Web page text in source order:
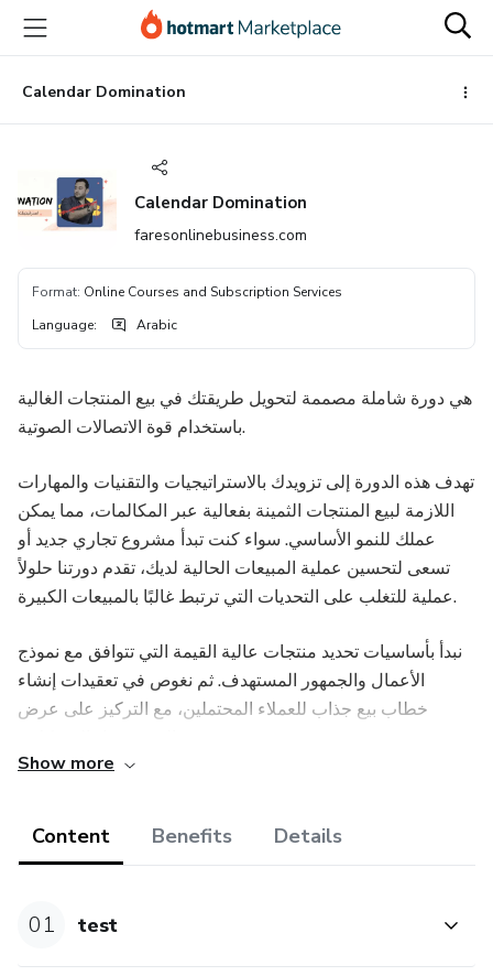
main
content
Calendar Domination
Calendar Domination
faresonlinebusiness.com
Format: Online Courses and Subscription Services
Language: Arabic
هي دورة شاملة مصممة لتحويل طريقتك في بيع المنتجات الغالية
باستخدام قوة الاتصالات الصوتية.
تهدف هذه الدورة إلى تزويدك بالاستراتيجيات والتقنيات والمهارات
اللازمة لبيع المنتجات الثمينة بفعالية عبر المكالمات، مما يمكن
عملك للنمو الأساسي. سواء كنت تبدأ مشروع تجاري جديد أو
تسعى لتحسين عملية المبيعات الحالية لديك، تقدم دورتنا حلولاً
عملية للتغلب على التحديات التي ترتبط غالبًا بالمبيعات الكبيرة.
نبدأ بأساسيات تحديد منتجات عالية القيمة التي تتوافق مع نموذج
الأعمال والجمهور المستهدف. ثم نغوص في تعقيدات إنشاء
خطاب بيع جذاب للعملاء المحتملين، مع التركيز على عرض
وطرح الأسئلة الصحيحة لكشف احتياجات العملاء، والتعامل مع
بالإضافة إلى ذلك، تقدم هذه الدورة نظرات قيمة على إدارة
التقويم الخاص بالمبيعات بفعالية. نتعرض لتقنيات جدولة ومتابعة
Show more
Content Benefits Details
01 test